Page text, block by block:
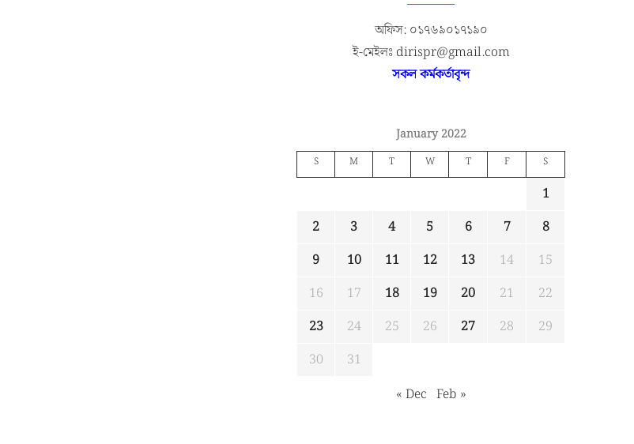
অফিস: ০১৭৬৯০১৭১৯০
ই-মেইলঃ dirispr@gmail.com
সকল কর্মকর্তাবৃন্দ
January 2022
S M T W T F S
1
2
3 4 5 6 7
8
9
10 11 12 13 14
15
16
17 18 19 20 21
22
23
24 25 26 27 28
29
30
31
« Dec Feb »